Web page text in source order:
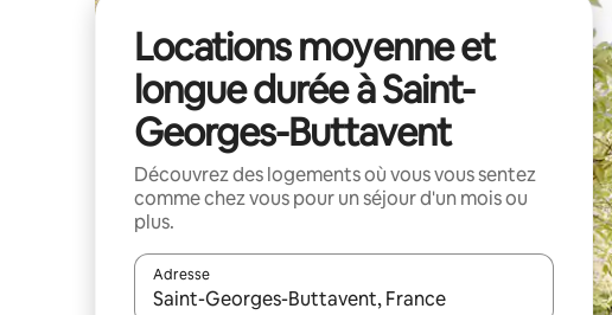
Locations moyenne et
longue durée à Saint-
Georges-Buttavent
Découvrez des logements où vous vous sentez
comme chez vous pour un séjour d'un mois ou
plus.
Adresse
Lorsque les résultats s'affichent, utilisez les flèches vers le